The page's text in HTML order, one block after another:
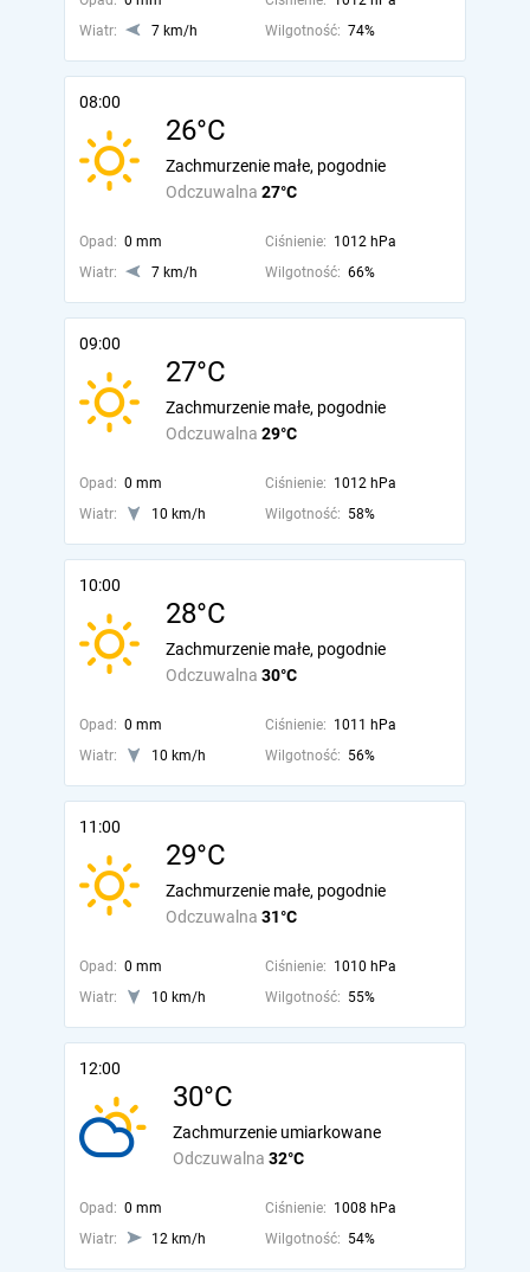
Wiatr:
7 km/h Wilgotność: 74%
08:00
26°C
Odczuwalna 27°C
Zachmurzenie małe, pogodnie
Opad: 0 mm Ciśnienie: 1012 hPa
Wiatr:
7 km/h Wilgotność: 66%
09:00
27°C
Odczuwalna 29°C
Zachmurzenie małe, pogodnie
Opad: 0 mm Ciśnienie: 1012 hPa
Wiatr:
10 km/h Wilgotność: 58%
10:00
28°C
Odczuwalna 30°C
Zachmurzenie małe, pogodnie
Opad: 0 mm Ciśnienie: 1011 hPa
Wiatr:
10 km/h Wilgotność: 56%
11:00
29°C
Odczuwalna 31°C
Zachmurzenie małe, pogodnie
Opad: 0 mm Ciśnienie: 1010 hPa
Wiatr:
10 km/h Wilgotność: 55%
12:00
30°C
Odczuwalna 32°C
Zachmurzenie umiarkowane
Opad: 0 mm Ciśnienie: 1008 hPa
Wiatr:
12 km/h Wilgotność: 54%